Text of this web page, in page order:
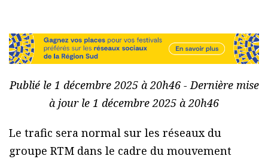
Publié le 1 décembre 2025 à 20h46 - Dernière mise
à jour le 1 décembre 2025 à 20h46
Le trafic sera normal sur les réseaux du
groupe RTM dans le cadre du mouvement